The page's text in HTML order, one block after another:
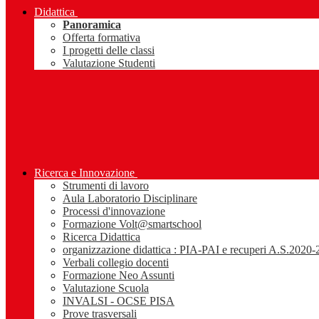
Didattica
Panoramica
Offerta formativa
I progetti delle classi
Valutazione Studenti
Ricerca e Innovazione
Strumenti di lavoro
Aula Laboratorio Disciplinare
Processi d'innovazione
Formazione Volt@smartschool
Ricerca Didattica
organizzazione didattica : PIA-PAI e recuperi A.S.2020-
Verbali collegio docenti
Formazione Neo Assunti
Valutazione Scuola
INVALSI - OCSE PISA
Prove trasversali